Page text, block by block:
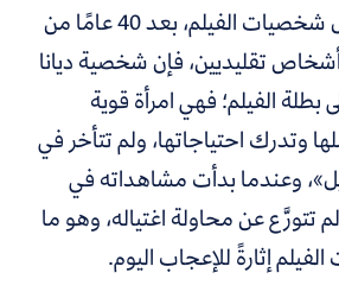
وبينما يمكن أن تتحول شخصيات الفيلم، بعد 40 عامًا من
تقليديين، فإن شخصية ديانا
الفيلم؛ فهي امرأة قوية
احتياجاتها، ولم تتأخر في
وعندما بدأت مشاهداته في
تتورَّع عن محاولة اغتياله، وهو ما
إثارةً للإعجاب اليوم.